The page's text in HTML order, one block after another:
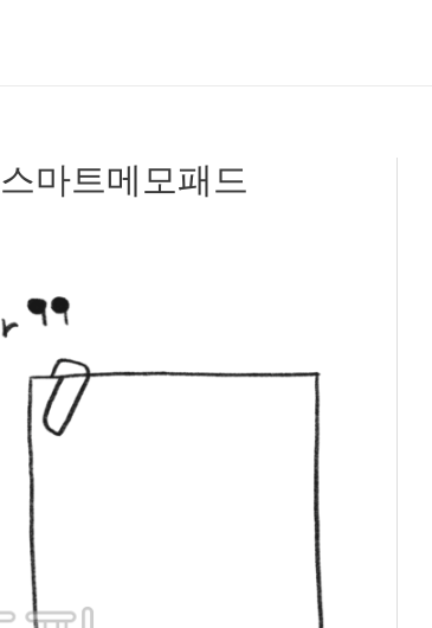
마트메모패드